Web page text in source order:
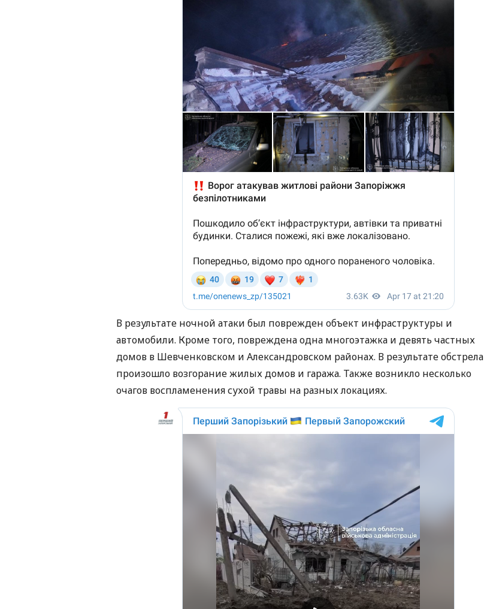
В результате ночной атаки был поврежден объект инфраструктуры и
автомобили. Кроме того, повреждена одна многоэтажка и девять частных
домов в Шевченковском и Александровском районах. В результате обстрела
произошло возгорание жилых домов и гаража. Также возникло несколько
очагов воспламенения сухой травы на разных локациях.